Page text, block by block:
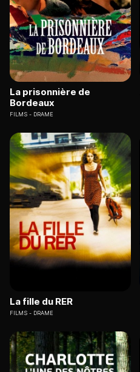
La prisonnière de
Bordeaux
FILMS DRAME
La fille du RER
FILMS DRAME